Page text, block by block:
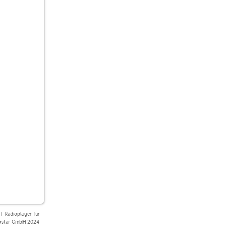
Radioplayer für
GmbH 2024